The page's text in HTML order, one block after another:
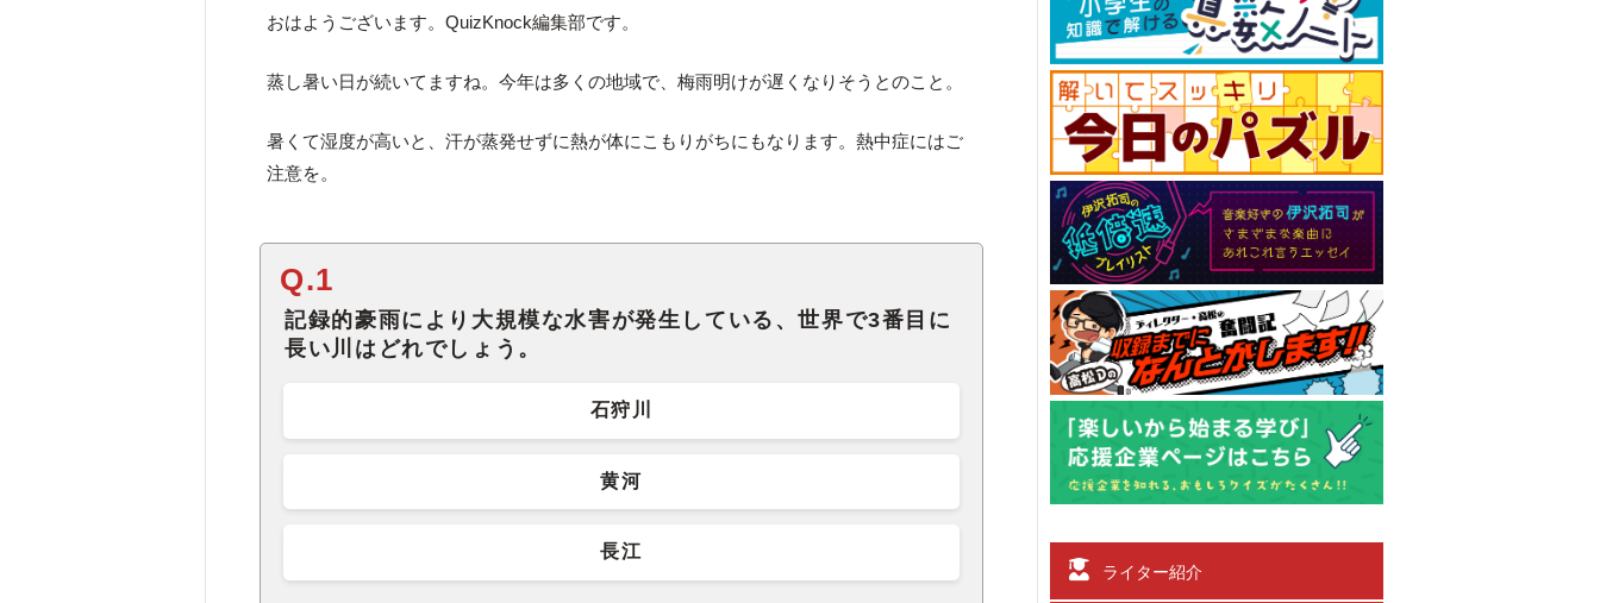
おはようございます。QuizKnock編集部です。
蒸し暑い日が続いてますね。今年は多くの地域で、梅雨明けが遅くなりそうとのこと。
暑くて湿度が高いと、汗が蒸発せずに熱が体にこもりがちにもなります。熱中症にはご
注意を。
Q.1
記録的豪雨により大規模な水害が発生している、世界で3番目に
長い川はどれでしょう。
石狩川
黄河
長江
ライター紹介